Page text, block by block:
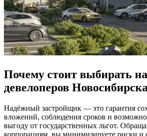
Почему стоит выбирать
девелоперов
Надёжный застройщик — это гарантия
вложений, соблюдения сроков и
выгоду от государственных льгот.